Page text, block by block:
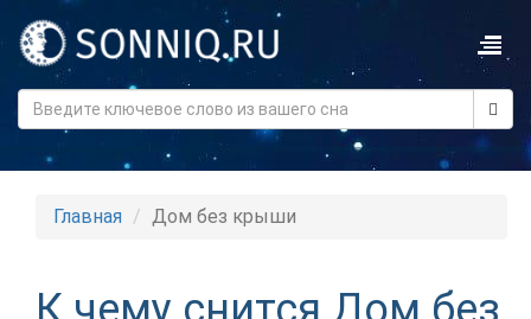
Главная Дом без крыши